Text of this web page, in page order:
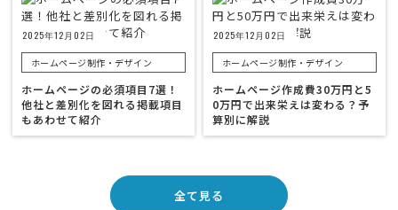
2025年12月02日
ホームページ制作・デザイン
ホームページの必須項目7選！
他社と差別化を図れる掲載項目
もあわせて紹介
2025年12月02日
ホームページ制作・デザイン
ホームページ作成費30万円と5
0万円で出来栄えは変わる？予
算別に解説
全て見る